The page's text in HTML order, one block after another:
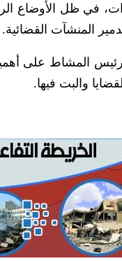
في ظل الأوضاع
المنشآت القضائية.
المشاط على
والبت فيها.